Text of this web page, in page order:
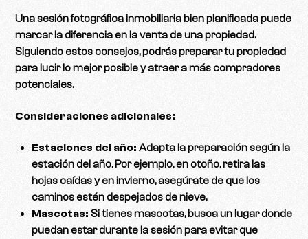
Una sesión fotográfica inmobiliaria bien planificada puede
marcar la diferencia en la venta de una propiedad.
Siguiendo estos consejos, podrás preparar tu propiedad
para lucir lo mejor posible y atraer a más compradores
potenciales.
Consideraciones adicionales:
Estaciones del año: Adapta la preparación según la
estación del año. Por ejemplo, en otoño, retira las
hojas caídas y en invierno, asegúrate de que los
caminos estén despejados de nieve.
Mascotas: Si tienes mascotas, busca un lugar donde
puedan estar durante la sesión para evitar que